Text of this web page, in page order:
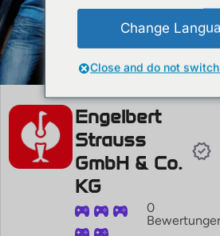
Engelbert
Strauss
GmbH & Co.
KG
0
Change
Close and do not